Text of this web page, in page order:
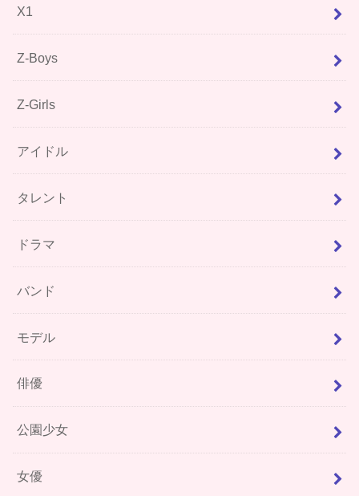
X1
Z-Boys
Z-Girls
アイドル
タレント
ドラマ
バンド
モデル
俳優
公園少女
女優